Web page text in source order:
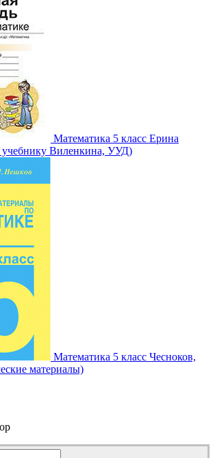
Математика 5 класс Ерина
учебнику Виленкина, УУД)
Математика 5 класс Чесноков,
материалы)